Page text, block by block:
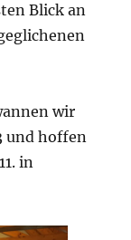
Blick an
wir
und hoffen
in